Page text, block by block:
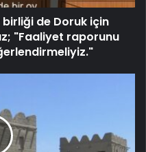
de Doruk için
"Faaliyet raporunu